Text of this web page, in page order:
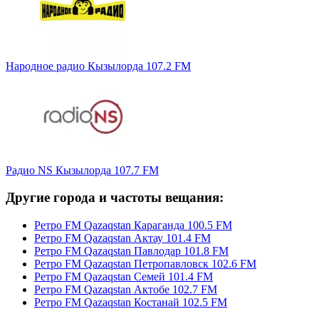
Народное радио Кызылорда 107.2 FM
Радио NS Кызылорда 107.7 FM
Другие города и частоты вещания:
Ретро FM Qazaqstan Караганда 100.5 FM
Ретро FM Qazaqstan Актау 101.4 FM
Ретро FM Qazaqstan Павлодар 101.8 FM
Ретро FM Qazaqstan Петропавловск 102.6 FM
Ретро FM Qazaqstan Семей 101.4 FM
Ретро FM Qazaqstan Актобе 102.7 FM
Ретро FM Qazaqstan Костанай 102.5 FM